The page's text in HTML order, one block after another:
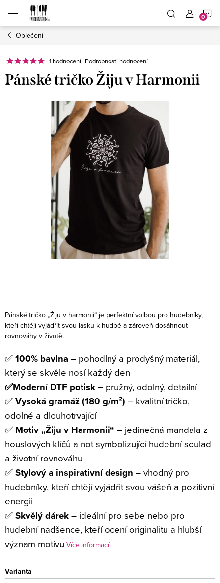
obsah
Oblečení
1 hodnocení Podrobnosti hodnocení
Pánské tričko Žiju v Harmonii
Pánské tričko „Žiju v harmonii“ je perfektní volbou pro hudebníky,
kteří chtějí vyjádřit svou lásku k hudbě a zároveň dosáhnout
rovnováhy v životě.
✅100% bavlna – pohodlný a prodyšný materiál,
který se skvěle nosí každý den
✅Moderní DTF potisk – pružný, odolný, detailní
✅Vysoká gramáž (180 g/m²) – kvalitní tričko,
odolné a dlouhotrvající
✅ Motiv „Žiju v Harmonii“ – jedinečná mandala z
houslových klíčů a not symbolizující hudební soulad
a životní rovnováhu
✅Stylový a inspirativní design – vhodný pro
hudebníky, kteří chtějí vyjádřit svou vášeň a pozitivní
energii
✅Skvělý dárek– ideální pro sebe nebo pro
hudební nadšence, kteří ocení originalitu a hlubší
význam motivu Více informací
Varianta